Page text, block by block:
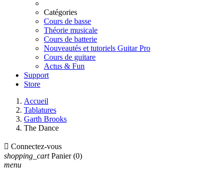
Catégories
Cours de basse
Théorie musicale
Cours de batterie
Nouveautés et tutoriels Guitar Pro
Cours de guitare
Actus & Fun
Support
Store
Accueil
Tablatures
Garth Brooks
The Dance
 Connectez-vous
shopping_cart Panier (0)
menu